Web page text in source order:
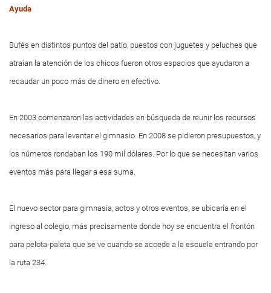
Ayuda
Bufés en distintos puntos del patio, puestos con juguetes y peluches que
atraían la atención de los chicos fueron otros espacios que ayudaron a
recaudar un poco más de dinero en efectivo.
En 2003 comenzaron las actividades en búsqueda de reunir los recursos
necesarios para levantar el gimnasio. En 2008 se pidieron presupuestos, y
los números rondaban los 190 mil dólares. Por lo que se necesitan varios
eventos más para llegar a esa suma.
El nuevo sector para gimnasia, actos y otros eventos, se ubicaría en el
ingreso al colegio, más precisamente donde hoy se encuentra el frontón
para pelota-paleta que se ve cuando se accede a la escuela entrando por
la ruta 234.